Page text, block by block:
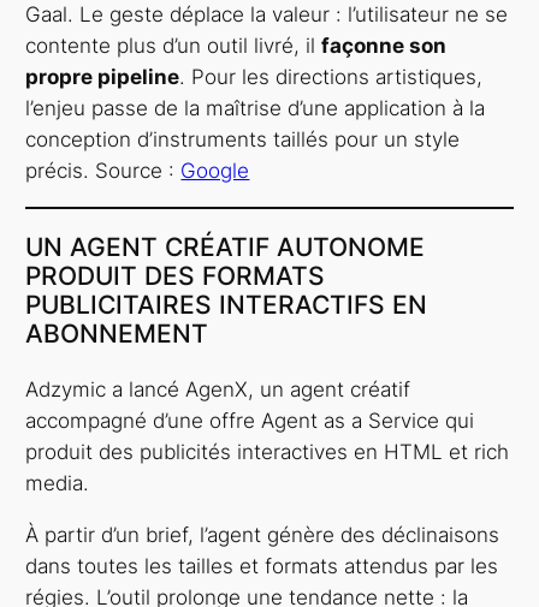
Gaal. Le geste déplace la valeur : l’utilisateur ne se
contente plus d’un outil livré, ilfaçonne son
propre pipeline. Pour les directions artistiques,
l’enjeu passe de la maîtrise d’une application à la
conception d’instruments taillés pour un style
précis. Source : Google
UN AGENT CRÉATIF AUTONOME
PRODUIT DES FORMATS
PUBLICITAIRES INTERACTIFS EN
ABONNEMENT
Adzymic a lancé AgenX, un agent créatif
accompagné d’une offre Agent as a Service qui
produit des publicités interactives en HTML et rich
media.
À partir d’un brief, l’agent génère des déclinaisons
dans toutes les tailles et formats attendus par les
régies. L’outil prolonge une tendance nette : la